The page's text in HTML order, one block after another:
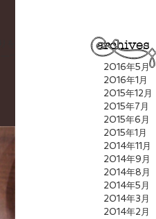
archives
2016年5月
2016年1月
2015年12月
2015年7月
2015年6月
2015年1月
2014年11月
2014年9月
2014年8月
2014年5月
2014年3月
2014年2月